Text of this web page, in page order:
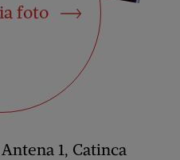
foto
1, Catinca